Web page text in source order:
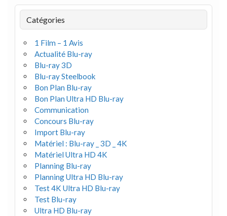
Catégories
1 Film – 1 Avis
Actualité Blu-ray
Blu-ray 3D
Blu-ray Steelbook
Bon Plan Blu-ray
Bon Plan Ultra HD Blu-ray
Communication
Concours Blu-ray
Import Blu-ray
Matériel : Blu-ray _ 3D _ 4K
Matériel Ultra HD 4K
Planning Blu-ray
Planning Ultra HD Blu-ray
Test 4K Ultra HD Blu-ray
Test Blu-ray
Ultra HD Blu-ray